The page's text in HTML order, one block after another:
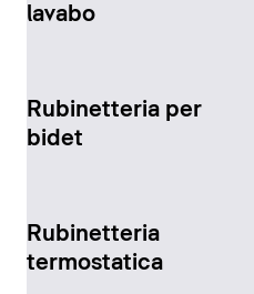
lavabo
Rubinetteria per
bidet
Rubinetteria
termostatica